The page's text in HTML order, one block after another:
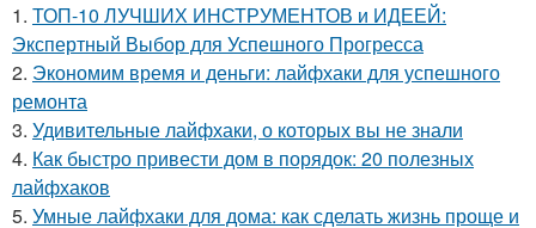
1. ТОП-10 ЛУЧШИХ ИНСТРУМЕНТОВ и ИДЕЕЙ:
Экспертный Выбор для Успешного Прогресса
2. Экономим время и деньги: лайфхаки для успешного
ремонта
3. Удивительные лайфхаки, о которых вы не знали
4. Как быстро привести дом в порядок: 20 полезных
лайфхаков
5. Умные лайфхаки для дома: как сделать жизнь проще и